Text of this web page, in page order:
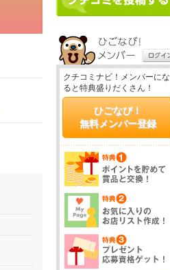
クチコミナビ！メンバーにな
ると特典盛りだくさん！
ひごなび！
無料メンバー登録